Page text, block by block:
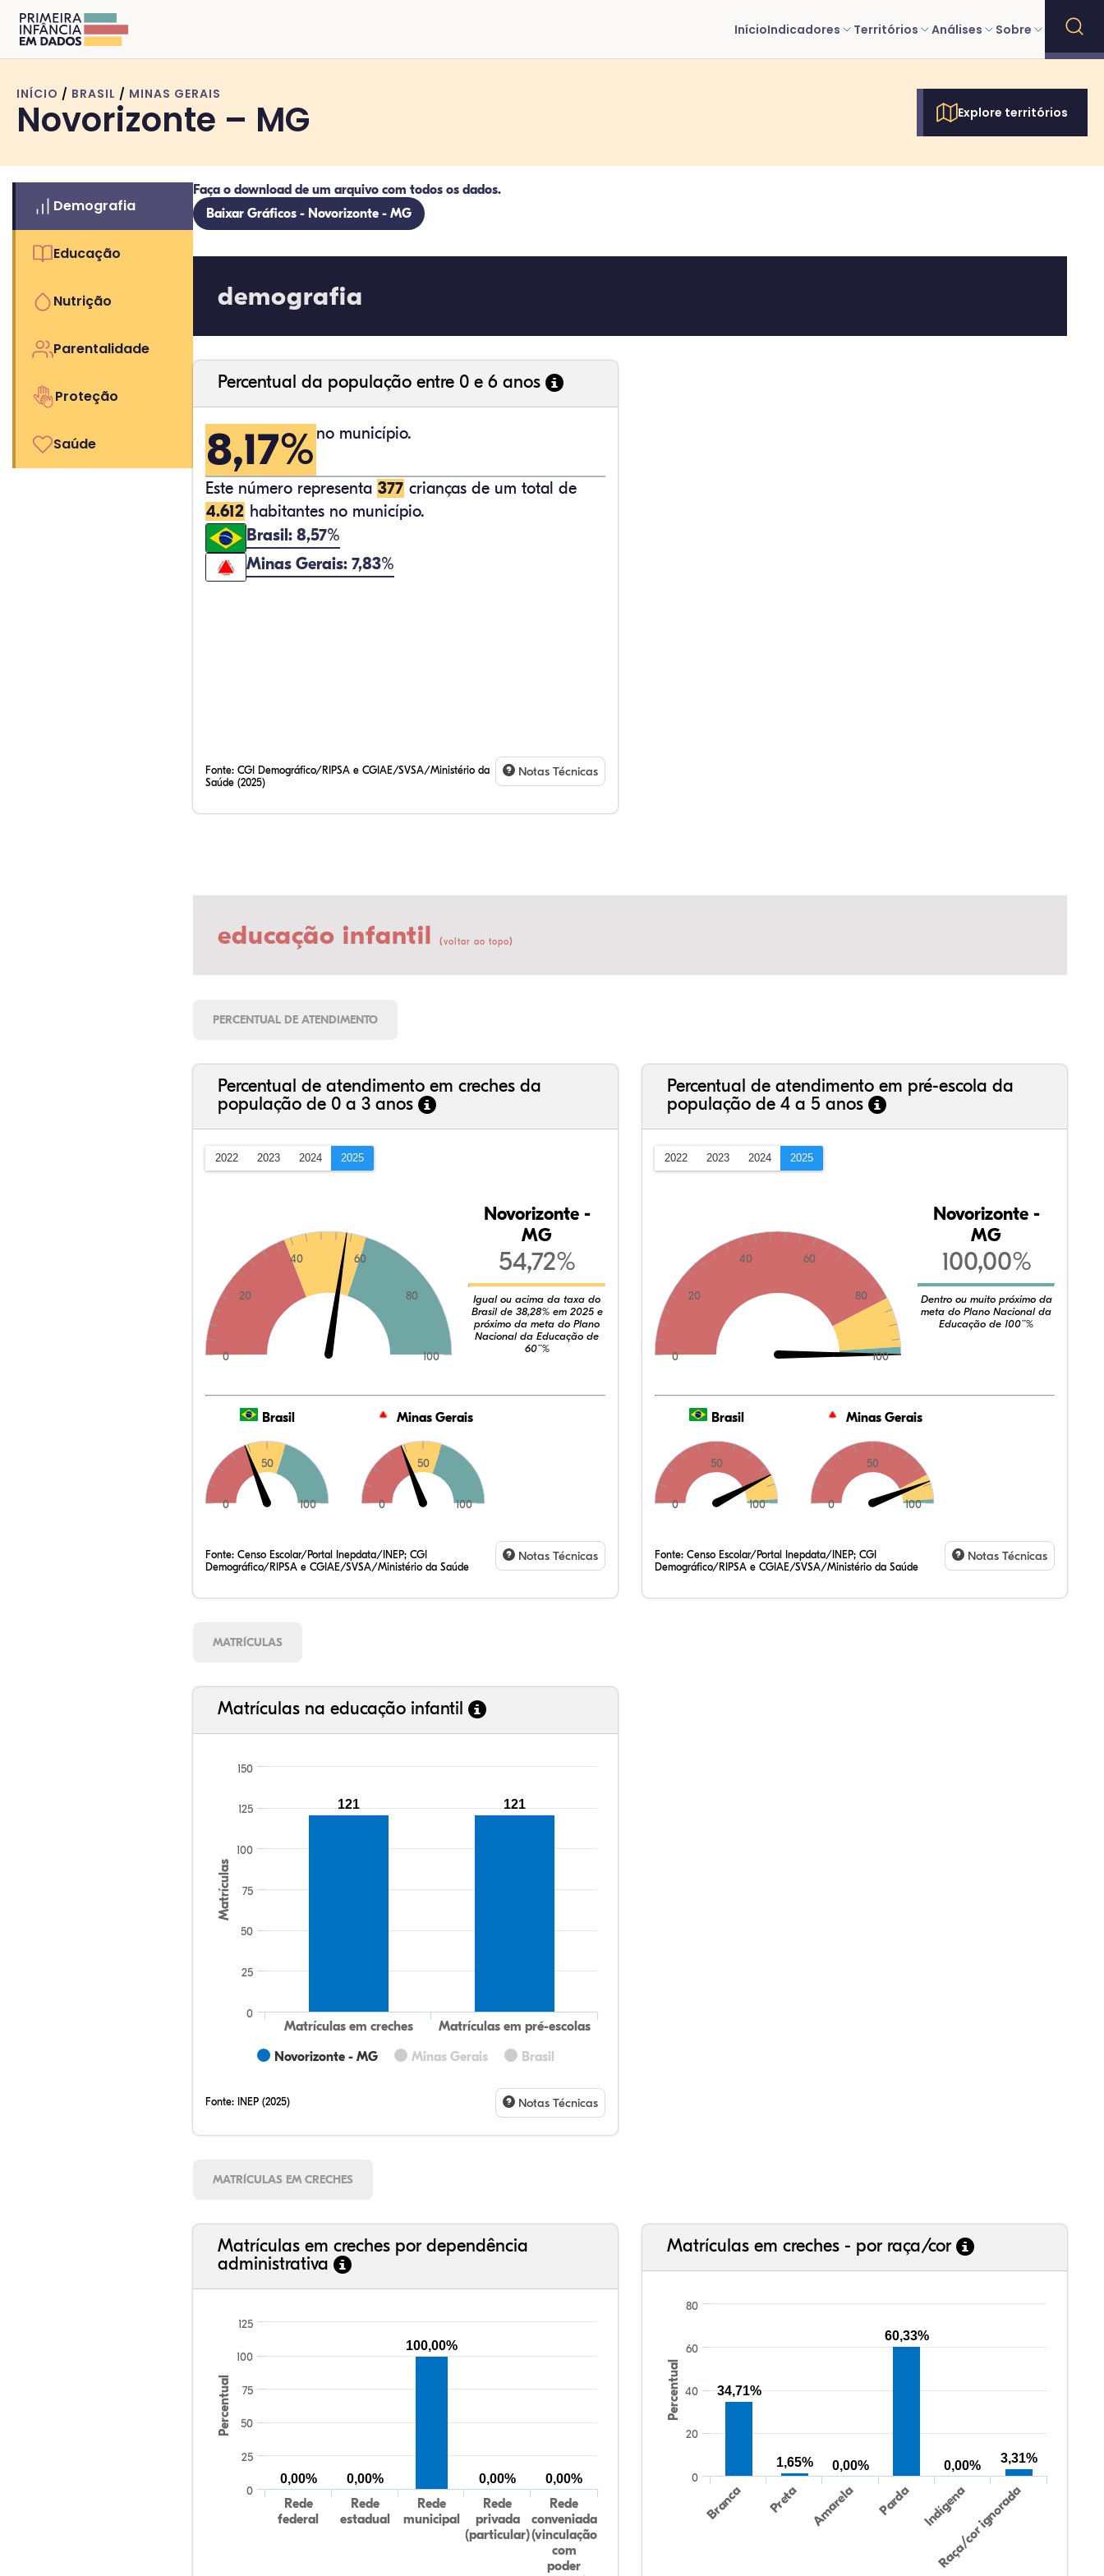
InícioIndicadores Territórios Análises Sobre
INÍCIO / BRASIL / MINAS GERAIS
Novorizonte – MG Explore territórios
Demografia
Educação
Nutrição
Parentalidade
Proteção
Saúde
Faça o download de um arquivo com todos os dados.
Baixar Gráficos - Novorizonte - MG
demografia
Percentual da população entre 0 e 6 anos
8,17% no município.
Este número representa 377 crianças de um total de
4.612 habitantes no município.
Brasil: 8,57%
Minas Gerais: 7,83%
Fonte: CGI Demográfico/RIPSA e CGIAE/SVSA/Ministério da
Saúde (2025)
Notas Técnicas
educação infantil (voltar ao topo)
PERCENTUAL DE ATENDIMENTO
Percentual de atendimento em creches da
população de 0 a 3 anos
2022 2023 2024 2025
0
20
40 60
80
100
Novorizonte -
MG
54,72%
Igual ou acima da taxa do
Brasil de 38,28% em 2025 e
próximo da meta do Plano
Nacional da Educação de
60¨%
Brasil
0
50
100
Minas Gerais
0
50
100
Fonte: Censo Escolar/Portal Inepdata/INEP; CGI
Demográfico/RIPSA e CGIAE/SVSA/Ministério da Saúde
Notas Técnicas
Percentual de atendimento em pré-escola da
população de 4 a 5 anos
2022 2023 2024 2025
0
20
40 60
80
100
Novorizonte -
MG
100,00%
Dentro ou muito próximo da
meta do Plano Nacional da
Educação de 100¨%
Brasil
0
50
100
Minas Gerais
0
50
100
Fonte: Censo Escolar/Portal Inepdata/INEP; CGI
Demográfico/RIPSA e CGIAE/SVSA/Ministério da Saúde
Notas Técnicas
MATRÍCULAS
Matrículas na educação infantil
Matrículas
Novorizonte - MG Minas Gerais Brasil
Matrículas em creches Matrículas em pré-escolas
0
25
50
75
100
125
150
121 121
Fonte: INEP (2025) Notas Técnicas
MATRÍCULAS EM CRECHES
Matrículas em creches por dependência
administrativa
Percentual
Rede
federal
Rede
estadual
Rede
municipal
Rede
privada
(particular)
Rede
conveniada
(vinculação
com
poder
0
25
50
75
100
125
0,00% 0,00%
100,00%
0,00% 0,00%
Matrículas em creches - por raça/cor
Percentual
Branca Preta Amarela Parda Indígena
Raça/cor ignorada
0
20
40
60
80
34,71%
1,65% 0,00%
60,33%
0,00%
3,31%
33,64%
10,67%
0,59%
52,99%
0,22%
1,89%
35,47%
7,72%
0,47%
54,20%
0,83%
1,31%